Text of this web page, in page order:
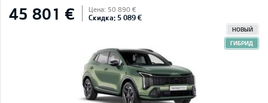
45 801 € Цена: 50 890 €
Скидка: 5 089 €
НОВЫЙ
ГИБРИД